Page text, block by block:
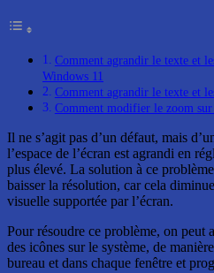
Comment agrandir le texte et
Windows 11
Comment agrandir le texte et
Comment modifier le zoom sur
Il ne s’agit pas d’un défaut, mais
l’espace de l’écran est agrandi en
plus élevé. La solution à ce
baisser la résolution, car cela
visuelle supportée par l’écran.
Pour résoudre ce problème, on peut
des icônes sur le système, de
bureau et dans chaque fenêtre et